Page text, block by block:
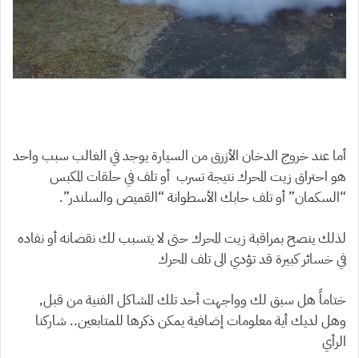
أما عند خروج الدخان الأزرق من السيارة يوجد في الغالب سبب واحد
هو احتراق زيت المحرك نتيجة تسرب أو تلف في حلقات المكبس
“السكمان” أو تلف حابك الأسطوانة “القميص والسلندر”.
لذلك ينصح بمراقبة زيت المحرك حتى لا يتسبب لك نقصانه أو نفاده
في خسائر كبيرة قد تؤدي الى تلف المحرك
ختاماً هل سبق لك وواجهت أحد تلك المشاكل الفنية من قبل,
وهل لديك أية معلومات إضافية يمكن ذكرها للمتابعين.. شاركنا
الرأي